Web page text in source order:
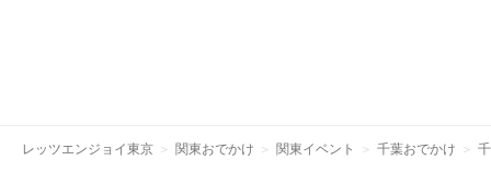
レッツエンジョイ東京 関東おでかけ 関東イベント 千葉おでかけ